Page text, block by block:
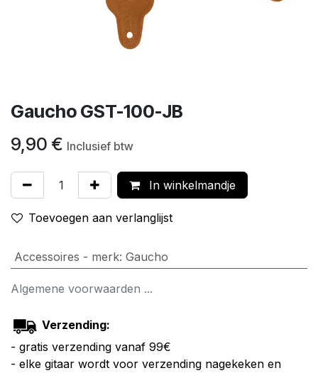
Gaucho GST-100-JB
9,90 € Inclusief btw
In winkelmandje
Toevoegen aan verlanglijst
Accessoires - merk: Gaucho
Algemene voorwaarden ...
Verzending:
- gratis verzending vanaf 99€
- elke gitaar wordt voor verzending nagekeken en